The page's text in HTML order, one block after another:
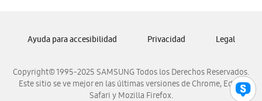
Samsung Venezuela
Copyright© 1995-2025 SAMSUNG Todos los Derechos Reservados.
Este sitio se ve mejor en las últimas versiones de Chrome, Edge,
Safari y Mozilla Firefox.
Ayuda para accesibilidad Privacidad Legal